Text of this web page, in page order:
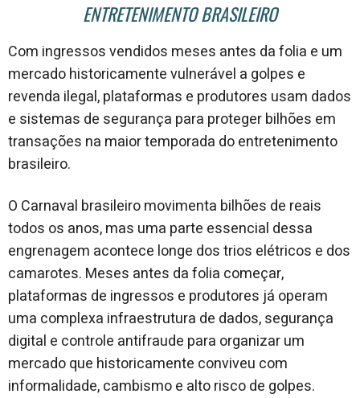
ENTRETENIMENTO BRASILEIRO
Com ingressos vendidos meses antes da folia e um
mercado historicamente vulnerável a golpes e
revenda ilegal, plataformas e produtores usam dados
e sistemas de segurança para proteger bilhões em
transações na maior temporada do entretenimento
brasileiro.
O Carnaval brasileiro movimenta bilhões de reais
todos os anos, mas uma parte essencial dessa
engrenagem acontece longe dos trios elétricos e dos
camarotes. Meses antes da folia começar,
plataformas de ingressos e produtores já operam
uma complexa infraestrutura de dados, segurança
digital e controle antifraude para organizar um
mercado que historicamente conviveu com
informalidade, cambismo e alto risco de golpes.